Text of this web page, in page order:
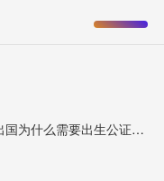
中国股票配资网 出国为什么需要出生公证？证天下小程序来帮忙